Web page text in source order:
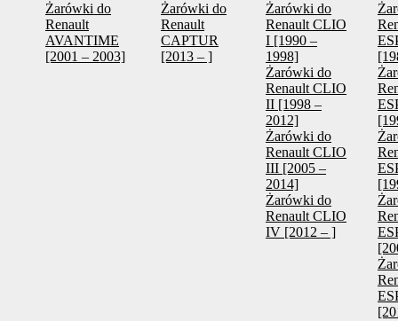
Żarówki do
Renault
AVANTIME
[2001 – 2003]
Żarówki do
Renault
CAPTUR
[2013 – ]
Żarówki do
Renault CLIO
I [1990 –
1998]
Żarówki do
Renault CLIO
II [1998 –
2012]
Żarówki do
Renault CLIO
III [2005 –
2014]
Żarówki do
Renault CLIO
IV [2012 – ]